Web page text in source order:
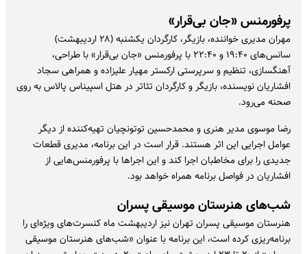
پرفورمنس «جان بی‌قرار»
مهران مدیری خواننده، بازیگر، کارگردان یکشنبه (۲۸ اردیبهشت)
سانس‌های ۱۹:۴۰ و ۲۲:۴۰ با پرفورمنس «جان بی‌قرار» با طراحی،
آهنگسازی، تنظیم و سرپرستی ارکستر مهیار علیزاده و همراهی سجاد
افشاریان نویسنده، بازیگر و کارگردان تئاتر در هتل اسپیناس پالاس به روی
صحنه می‌رود.
رضا موسوی مدیر هنری و محمدحسین توتونچیان تهیه‌کننده از دیگر
عوامل اجرایی این اثر هستند. قرار است در این برنامه، مدیری قطعات
جدیدی را برای مخاطبان اجرا کند و این اجراها با پرفورمنس‌هایی از
افشاریان در فواصل برنامه همراه خواهد بود.
شب‌های هنرستان موسیقی پسران
هنرستان موسیقی پسران تهران نیز اردیبهشت ماه کنسرت‌های ویژه‌ای را
برنامه‌ریزی کرده است، این برنامه با عنوان «شب‌های هنرستان موسیقی